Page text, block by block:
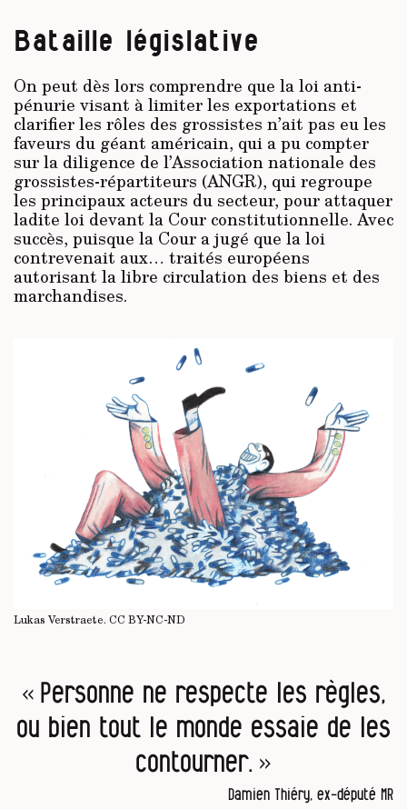
Bataille législative
On peut dès lors comprendre que la loi anti-
pénurie visant à limiter les exportations et
clarifier les rôles des grossistes n’ait pas eu les
faveurs du géant américain, qui a pu compter
sur la diligence de l’Association nationale des
grossistes-répartiteurs (ANGR), qui regroupe
les principaux acteurs du secteur, pour attaquer
ladite loi devant la Cour constitutionnelle. Avec
succès, puis­que la Cour a jugé que la loi
contrevenait aux… traités européens
autorisant la libre circulation des biens et des
marchandises.
Lukas Verstraete. CC BY-NC-ND
« Personne ne respecte les règles,
ou bien tout le monde essaie de les
contourner. »
Damien Thiéry, ex-député MR